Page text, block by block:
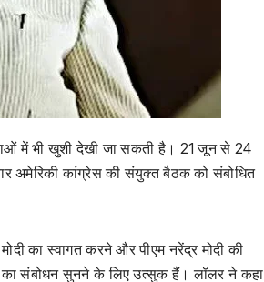
में भी खुशी देखी जा सकती है। 21 जून से 24
अमेरिकी कांग्रेस की संयुक्त बैठक को संबोधित
का स्वागत करने और पीएम नरेंद्र मोदी की
का संबोधन सुनने के लिए उत्सुक हैं। लॉलर ने कहा